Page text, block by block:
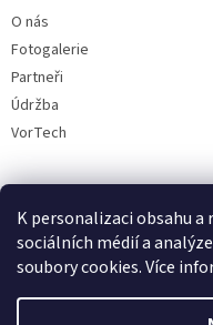
K personalizaci obsahu
sociálních médií a
soubory cookies. Více
O nás
Fotogalerie
Partneři
Údržba
VorTech